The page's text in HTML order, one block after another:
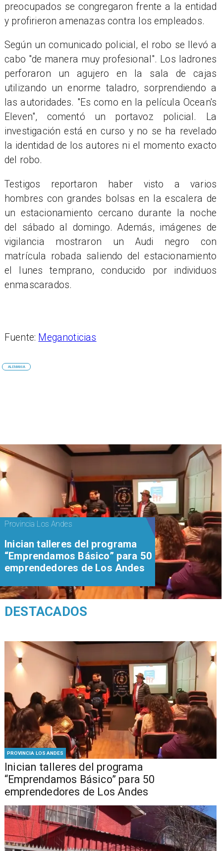
preocupados se congregaron frente a la entidad
y profirieron amenazas contra los empleados.
Según un comunicado policial, el robo se llevó a
cabo "de manera muy profesional". Los ladrones
perforaron un agujero en la sala de cajas
utilizando un enorme taladro, sorprendiendo a
las autoridades. "Es como en la película Ocean's
Eleven", comentó un portavoz policial. La
investigación está en curso y no se ha revelado
la identidad de los autores ni el momento exacto
del robo.
Testigos reportaron haber visto a varios
hombres con grandes bolsas en la escalera de
un estacionamiento cercano durante la noche
del sábado al domingo. Además, imágenes de
vigilancia mostraron un Audi negro con
matrícula robada saliendo del estacionamiento
el lunes temprano, conducido por individuos
enmascarados.
Fuente: Meganoticias
ALEMANIA
PROVINCIA LOS ANDES
Inician talleres del programa
“Emprendamos Básico” para 50
emprendedores de Los Andes
Provincia Los Andes
Inician talleres del programa
“Emprendamos Básico” para 50
emprendedores de Los Andes
DESTACADOS